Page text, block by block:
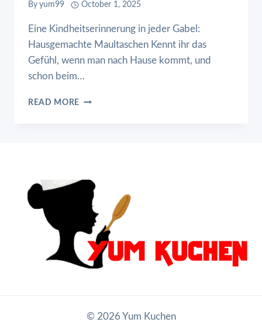
By yum99 October 1, 2025
Eine Kindheitserinnerung in jeder Gabel:
Hausgemachte Maultaschen Kennt ihr das
Gefühl, wenn man nach Hause kommt, und
schon beim…
READ MORE MAULTASCHEN
© 2026 Yum Kuchen